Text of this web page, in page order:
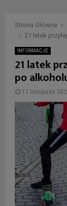
Strona Główna
21 latek
INFORMACJE
21 latek
po
17 listopada